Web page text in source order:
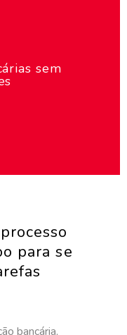
sem
para se
bancária,